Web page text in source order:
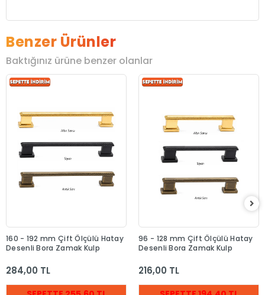
Benzer Ürünler
Baktığınız ürüne benzer olanlar
160 - 192 mm Çift Ölçülü Hatay
Desenli Bora Zamak Kulp
284,00 TL
96 - 128 mm Çift Ölçülü Hatay
Desenli Bora Zamak Kulp
216,00 TL